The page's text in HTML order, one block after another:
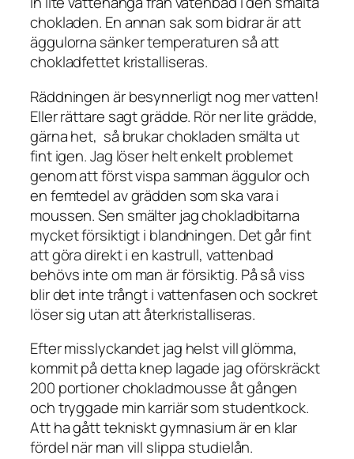
chokladen. En annan sak som bidrar är att
äggulorna sänker temperaturen så att
chokladfettet kristalliseras.
Räddningen är besynnerligt nog mer vatten!
Eller rättare sagt grädde. Rör ner lite grädde,
gärna het, så brukar chokladen smälta ut
fint igen. Jag löser helt enkelt problemet
genom att först vispa samman äggulor och
en femtedel av grädden som ska vara i
moussen. Sen smälter jag chokladbitarna
mycket försiktigt i blandningen. Det går fint
att göra direkt i en kastrull, vattenbad
behövs inte om man är försiktig. På så viss
blir det inte trångt i vattenfasen och sockret
löser sig utan att återkristalliseras.
Efter misslyckandet jag helst vill glömma,
kommit på detta knep lagade jag oförskräckt
200 portioner chokladmousse åt gången
och tryggade min karriär som studentkock.
Att ha gått tekniskt gymnasium är en klar
fördel när man vill slippa studielån.